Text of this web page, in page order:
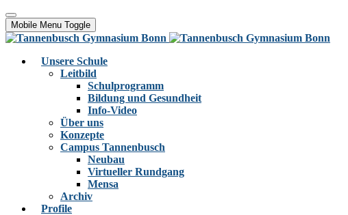
Mobile Menu Toggle
Unsere Schule
Leitbild
Schulprogramm
Bildung und Gesundheit
Info-Video
Über uns
Konzepte
Campus Tannenbusch
Neubau
Virtueller Rundgang
Mensa
Archiv
Profile